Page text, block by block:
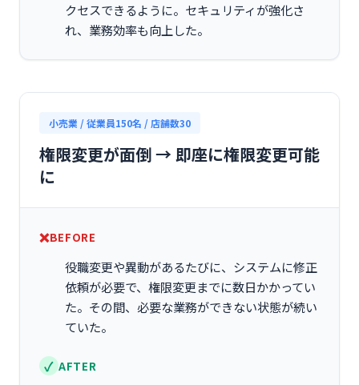
クセスできるように。セキュリティが強化さ
れ、業務効率も向上した。
小売業 / 従業員150名 / 店舗数30
権限変更が面倒 → 即座に権限変更可能
に
BEFORE
役職変更や異動があるたびに、システムに修正
依頼が必要で、権限変更までに数日かかってい
た。その間、必要な業務ができない状態が続い
ていた。
AFTER